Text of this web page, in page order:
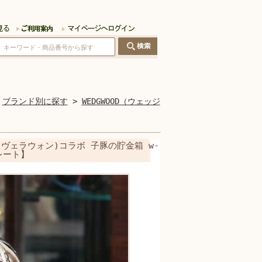
ブランド別に探す > WEDGWOOD（ウェッジ
ヴェラウォン)コラボ 子豚の貯金箱 w-
ト】